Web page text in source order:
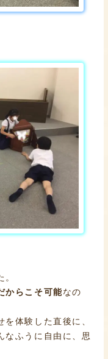
からこそ可能なの
体験した直後に、
なふうに自由に、思